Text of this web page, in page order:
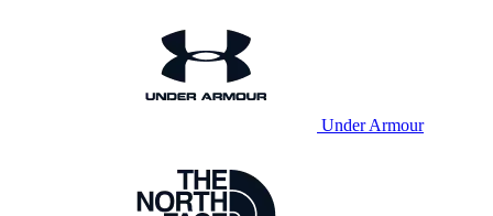
Under Armour